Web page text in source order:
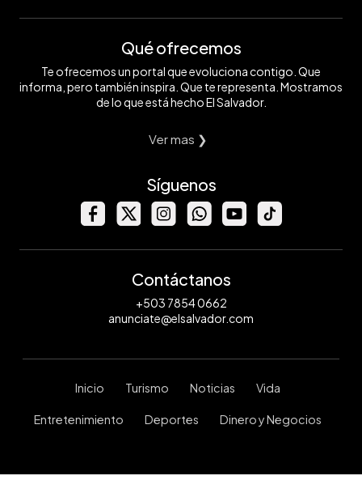
Qué ofrecemos
Te ofrecemos un portal que evoluciona contigo. Que
informa, pero también inspira. Que te representa. Mostramos
de lo que está hecho El Salvador.
Ver mas ❯
Síguenos
Contáctanos
+503 7854 0662
anunciate@elsalvador.com
Inicio Turismo Noticias Vida
Entretenimiento Deportes Dinero y Negocios